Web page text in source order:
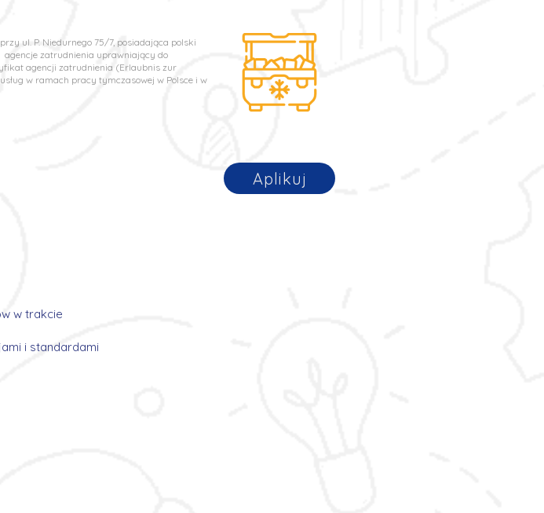
ul. P. Niedurnego 75/7, posiadająca polski
zatrudnienia uprawniający do
agencji zatrudnienia (Erlaubnis zur
w ramach pracy tymczasowej w Polsce i w
Aplikuj
w trakcie
i standardami